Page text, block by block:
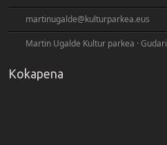
martinugalde@kulturparkea.eus
Martin Ugalde Kultur parkea ·
Kokapena